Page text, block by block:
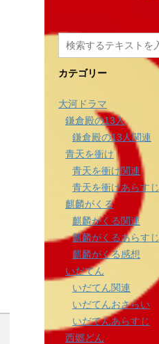
カテゴリー
大河ドラマ
鎌倉殿の13人
鎌倉殿の13人関連
青天を衝け
青天を衝け関連
青天を衝けあらすじ
麒麟がくる
麒麟がくる関連
麒麟がくるあらすじ
麒麟がくる感想
いだてん
いだてん関連
いだてんおさらい
いだてんあらすじ
西郷どん